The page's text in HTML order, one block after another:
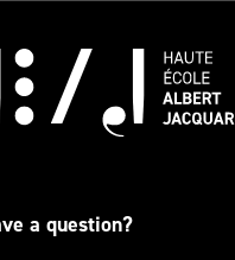
a question?